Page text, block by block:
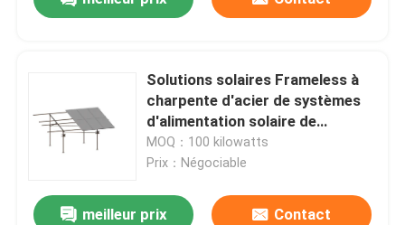
Solutions solaires Frameless à
charpente d'acier de systèmes
d'alimentation solaire de
télécom
MOQ：100 kilowatts
Prix：Négociable
meilleur prix Contact